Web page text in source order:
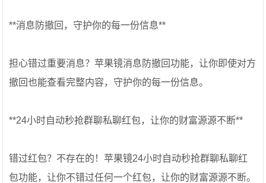
**消息防撤回，守护你的每一份信息**
担心错过重要消息？苹果镜消息防撤回功能，让你即使对方
撤回也能查看完整内容，守护你的每一份信息。
**24小时自动秒抢群聊私聊红包，让你的财富源源不断**
错过红包？不存在的！苹果镜24小时自动秒抢群聊私聊红
包功能，让你不错过任何一个红包，让你的财富源源不断。